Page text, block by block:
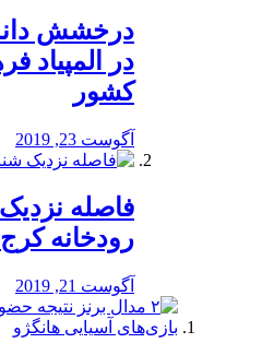
درخشش
در المپیاد
کشور
آگوست 23, 2019
️فاصله
رودخانه کرج
آگوست 21, 2019